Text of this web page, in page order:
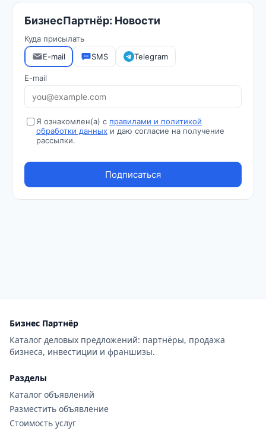
Бизнес Партнёр
Каталог деловых предложений: партнёры, продажа
бизнеса, инвестиции и франшизы.
Разделы
Каталог объявлений
Разместить объявление
Стоимость услуг